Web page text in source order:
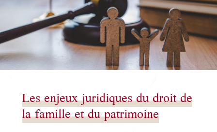
Les enjeux juridiques du droit de
la famille et du patrimoine